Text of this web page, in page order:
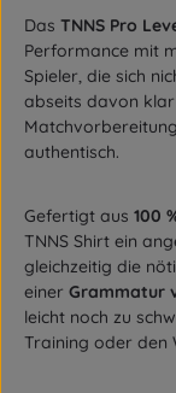
Das TNNS Pro
Performance mit
Spieler, die sich
abseits davon klar
authentisch.
Gefertigt aus 100
TNNS Shirt ein
gleichzeitig die
einer Grammatur
leicht noch zu
Training oder den